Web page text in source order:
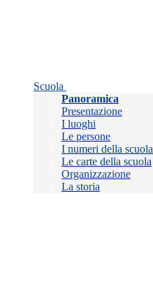
Scuola
Panoramica
Presentazione
I luoghi
Le persone
I numeri della scuola
Le carte della scuola
Organizzazione
La storia